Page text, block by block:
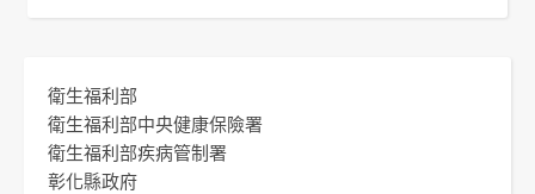
衛生福利部
衛生福利部中央健康保險署
衛生福利部疾病管制署
彰化縣政府